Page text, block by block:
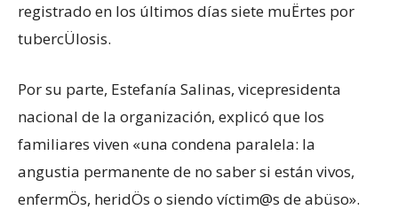
registrado en los últimos días siete muËrtes por
tubercÜlosis.
Por su parte, Estefanía Salinas, vicepresidenta
nacional de la organización, explicó que los
familiares viven «una condena paralela: la
angustia permanente de no saber si están vivos,
enfermÖs, heridÖs o siendo víctim@s de abüso».